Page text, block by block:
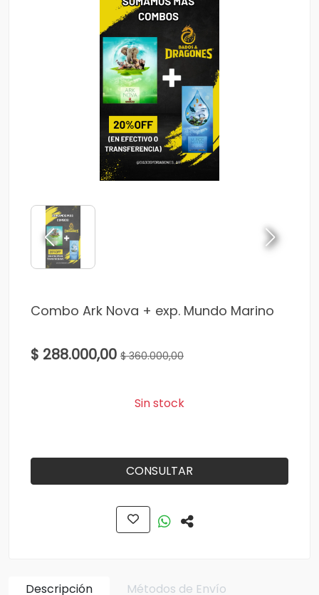
Combo Ark Nova + exp. Mundo Marino
$ 288.000,00 $ 360.000,00
Sin stock
CONSULTAR
Descripción
Métodos de Envío